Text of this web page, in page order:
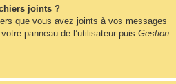
joints ?
que vous avez joints à vos messages
panneau de l’utilisateur puis Gestion